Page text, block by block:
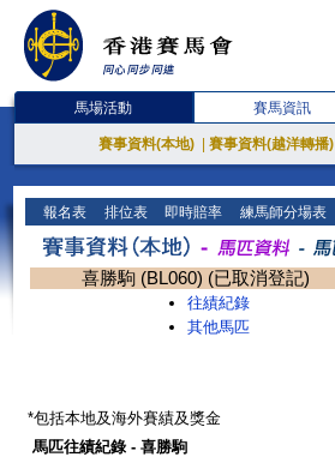
馬場活動 賽馬資訊
賽事資料(本地) 賽事資料(越洋轉播)
報名表 排位表 即時賠率 練馬師分場表
喜勝駒 (BL060) (已取消登記)
往績紀錄
其他馬匹
*包括本地及海外賽績及獎金
馬匹往績紀錄 - 喜勝駒